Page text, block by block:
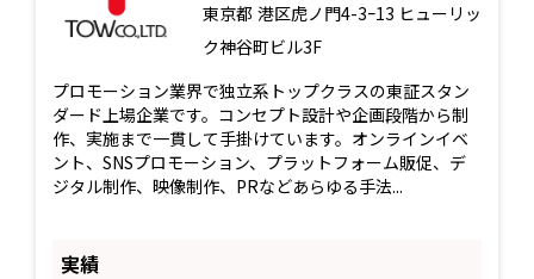
東京都 港区虎ノ門4-3ｰ13 ヒューリッ
ク神谷町ビル3F
プロモーション業界で独立系トップクラスの東証スタン
ダード上場企業です。コンセプト設計や企画段階から制
作、実施まで一貫して手掛けています。オンラインイベ
ント、SNSプロモーション、プラットフォーム販促、デ
ジタル制作、映像制作、PRなどあらゆる手法...
実績